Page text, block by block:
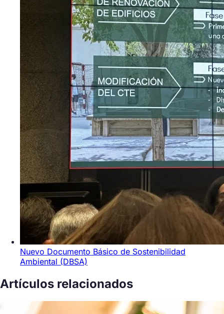
Nuevo Documento Básico de Sostenibilidad
Ambiental (DBSA)
Artículos relacionados